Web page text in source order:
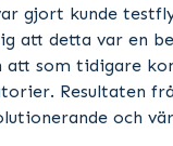
gjort kunde
att detta var en
att som tidigare
Resultaten
och